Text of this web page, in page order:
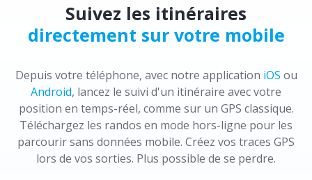
Suivez les itinéraires
directement sur votre mobile
Depuis votre téléphone, avec notre application iOS ou
Android, lancez le suivi d'un itinéraire avec votre
position en temps-réel, comme sur un GPS classique.
Téléchargez les randos en mode hors-ligne pour les
parcourir sans données mobile. Créez vos traces GPS
lors de vos sorties. Plus possible de se perdre.